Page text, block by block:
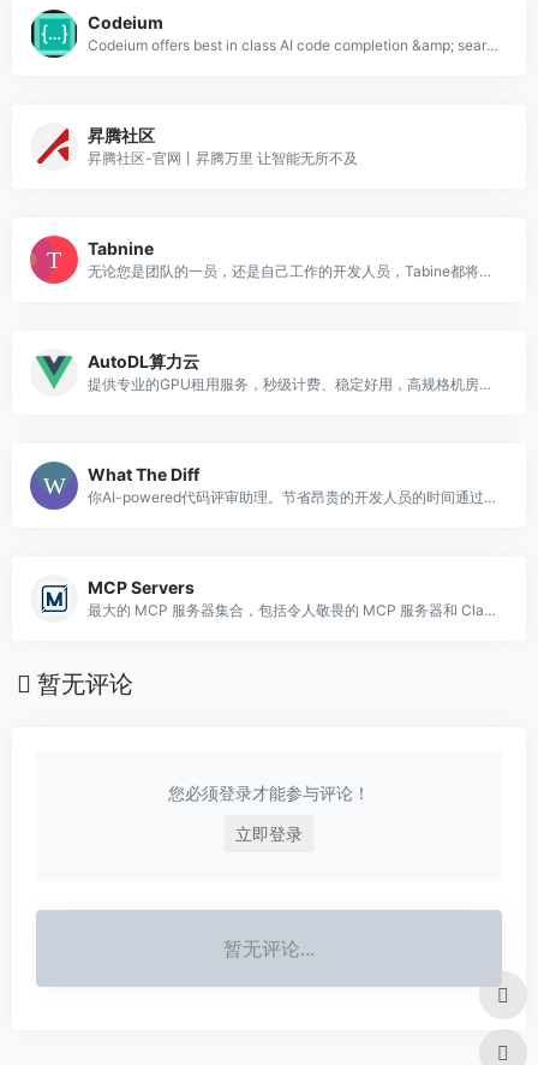
Codeium
Codeium offers best in class AI code completion &amp; search — all for free. It supports over 40+ languages and integrates with your favorite IDEs, with lightning fast speeds and state-of-the-art suggestion quality.
昇腾社区
昇腾社区-官网丨昇腾万里 让智能无所不及
Tabnine
无论您是团队的一员，还是自己工作的开发人员，Tabine都将帮助您更快地编写代码--所有这些都是在您最喜欢的IDE中完成的。
AutoDL算力云
提供专业的GPU租用服务，秒级计费、稳定好用，高规格机房，7x24小时服务
What The Diff
你AI-powered代码评审助理。节省昂贵的开发人员的时间通过自动化提取请求摘要。打开一个拉请求并得到总结变化的秒。立即理解的影响小拉请求和获得巨大的提前教育大国。
MCP Servers
最大的 MCP 服务器集合，包括令人敬畏的 MCP 服务器和 Claude MCP 集成
暂无评论
您必须登录才能参与评论！
立即登录
暂无评论...